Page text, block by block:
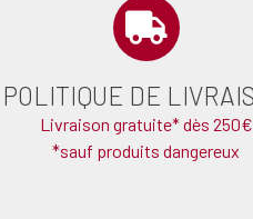
POLITIQUE DE
Livraison gratuite* dès 250€
*sauf produits dangereux